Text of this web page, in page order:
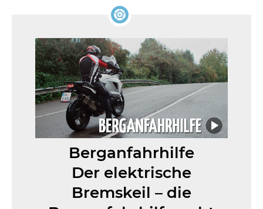
Berganfahrhilfe
Der elektrische
Bremskeil – die